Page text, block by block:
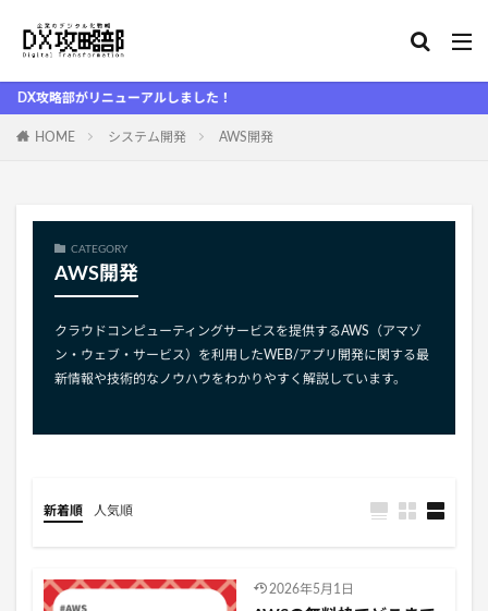
略部がリニューアルしました！
HOME システム開発 AWS開発
CATEGORY
AWS開発
クラウドコンピューティングサービスを提供するAWS（アマゾ
ン・ウェブ・サービス）を利用したWEB/アプリ開発に関する最
新情報や技術的なノウハウをわかりやすく解説しています。
新着順 人気順
2026年5月1日